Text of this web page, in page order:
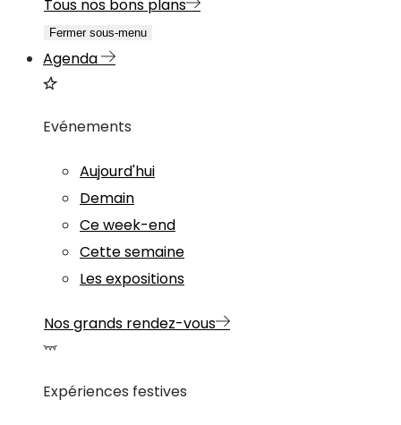
Tous nos bons plans
Fermer sous-menu
Agenda
Evénements
Aujourd'hui
Demain
Ce week-end
Cette semaine
Les expositions
Nos grands rendez-vous
Expériences festives